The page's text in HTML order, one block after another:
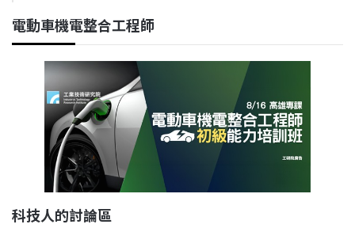
電動車機電整合工程師
科技人的討論區